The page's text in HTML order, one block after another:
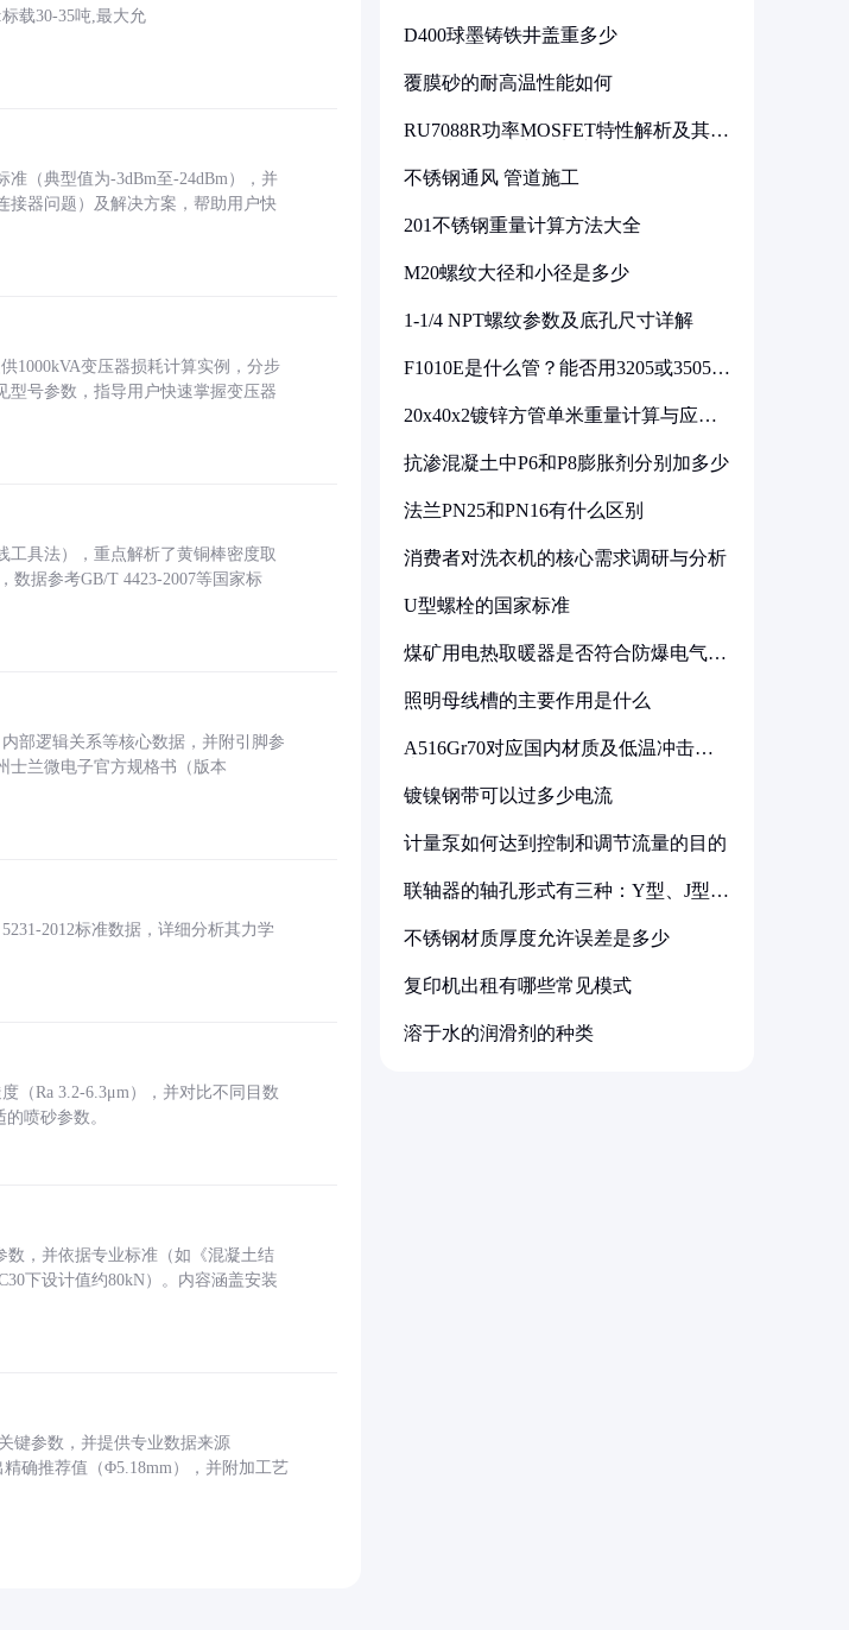
载30-35吨,最大允
（典型值为-3dBm至-24dBm），并
接器问题）及解决方案，帮助用户快
1000kVA变压器损耗计算实例，分步
型号参数，指导用户快速掌握变压器
工具法），重点解析了黄铜棒密度取
数据参考GB/T 4423-2007等国家标
部逻辑关系等核心数据，并附引脚参
士兰微电子官方规格书（版本
2012标准数据，详细分析其力学
（Ra 3.2-6.3μm），并对比不同目数
喷砂参数。
，并依据专业标准（如《混凝土结
下设计值约80kN）。内容涵盖安装
键参数，并提供专业数据来源
确推荐值（Φ5.18mm），并附加工艺
D400球墨铸铁井盖重多少
覆膜砂的耐高温性能如何
RU7088R功率MOSFET特性解析及其在
不锈钢通风 管道施工
201不锈钢重量计算方法大全
M20螺纹大径和小径是多少
1-1/4 NPT螺纹参数及底孔尺寸详解
F1010E是什么管？能否用3205或3505代
20x40x2镀锌方管单米重量计算与应用
抗渗混凝土中P6和P8膨胀剂分别加多少
法兰PN25和PN16有什么区别
消费者对洗衣机的核心需求调研与分析
U型螺栓的国家标准
煤矿用电热取暖器是否符合防爆电气设
照明母线槽的主要作用是什么
A516Gr70对应国内材质及低温冲击要
镀镍钢带可以过多少电流
计量泵如何达到控制和调节流量的目的
联轴器的轴孔形式有三种：Y型、J型、
不锈钢材质厚度允许误差是多少
复印机出租有哪些常见模式
溶于水的润滑剂的种类